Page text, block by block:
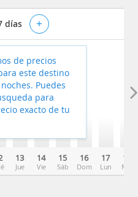
días +
13
Jue
14
Vie
15
Sáb
16
Dom
17
Lun
18
Mar
de precios
este destino
Puedes
para
exacto de tu